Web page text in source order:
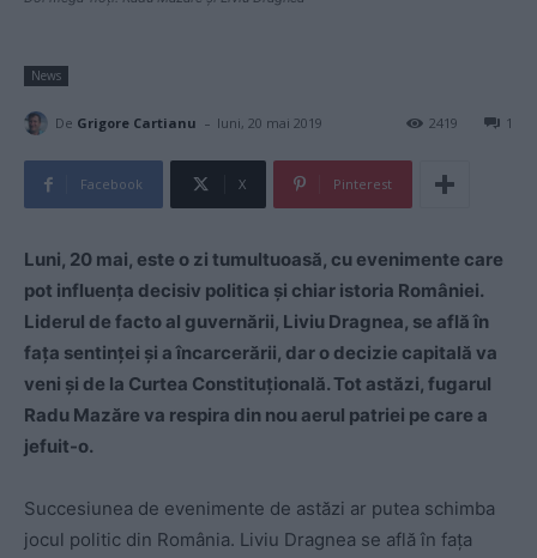
News
De Grigore Cartianu - luni, 20 mai 2019 1
2419
Facebook X Pinterest
Luni, 20 mai, este o zi tumultuoasă, cu evenimente care
pot influența decisiv politica și chiar istoria României.
Liderul de facto al guvernării, Liviu Dragnea, se află în
fața sentinței și a încarcerării, dar o decizie capitală va
veni și de la Curtea Constituțională. Tot astăzi, fugarul
Radu Mazăre va respira din nou aerul patriei pe care a
jefuit-o.
Succesiunea de evenimente de astăzi ar putea schimba
jocul politic din România. Liviu Dragnea se află în fața